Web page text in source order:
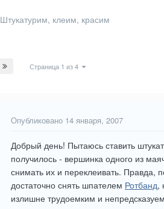
Штукатурим, клеим, красим
Страница 1 из 4
Опубликовано 14 января, 2007
Добрый день! Пытаюсь ставить
получилось - вершинка одного из
снимать их и переклеивать. Правда,
достаточно снять шпателем Ротбанд,
излишне трудоемким и